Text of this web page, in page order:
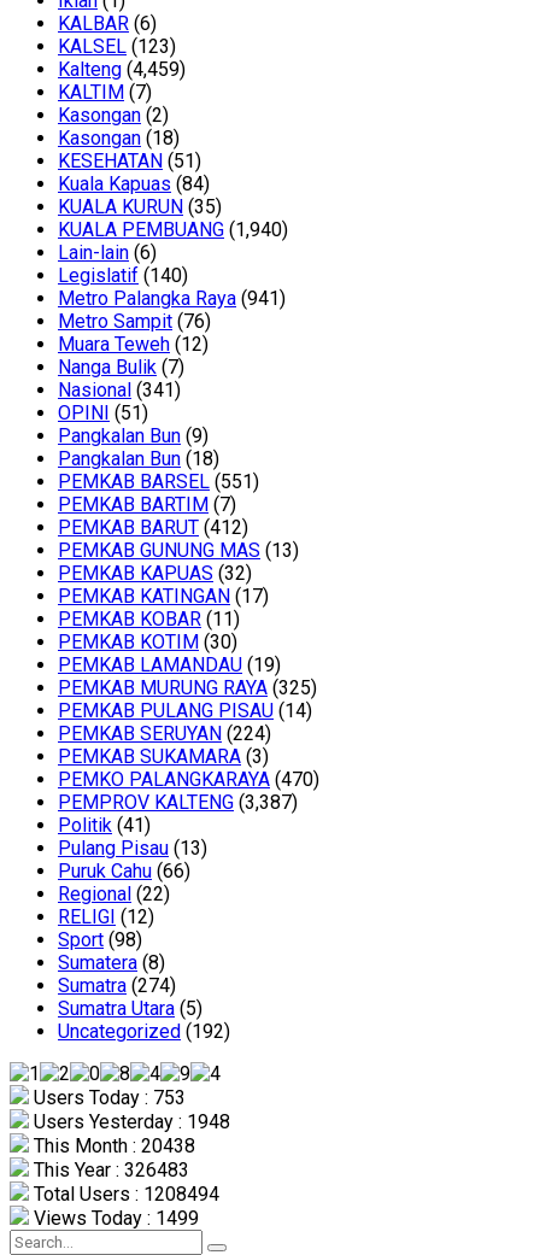
KALBAR (6)
KALSEL (123)
Kalteng (4,459)
KALTIM (7)
Kasongan (2)
Kasongan (18)
KESEHATAN (51)
Kuala Kapuas (84)
KUALA KURUN (35)
KUALA PEMBUANG (1,940)
Lain-lain (6)
Legislatif (140)
Metro Palangka Raya (941)
Metro Sampit (76)
Muara Teweh (12)
Nanga Bulik (7)
Nasional (341)
OPINI (51)
Pangkalan Bun (9)
Pangkalan Bun (18)
PEMKAB BARSEL (551)
PEMKAB BARTIM (7)
PEMKAB BARUT (412)
PEMKAB GUNUNG MAS (13)
PEMKAB KAPUAS (32)
PEMKAB KATINGAN (17)
PEMKAB KOBAR (11)
PEMKAB KOTIM (30)
PEMKAB LAMANDAU (19)
PEMKAB MURUNG RAYA (325)
PEMKAB PULANG PISAU (14)
PEMKAB SERUYAN (224)
PEMKAB SUKAMARA (3)
PEMKO PALANGKARAYA (470)
PEMPROV KALTENG (3,387)
Politik (41)
Pulang Pisau (13)
Puruk Cahu (66)
Regional (22)
RELIGI (12)
Sport (98)
Sumatera (8)
Sumatra (274)
Sumatra Utara (5)
Uncategorized (192)
Users Today : 753
Users Yesterday : 1948
This Month : 20438
This Year : 326483
Total Users : 1208494
Views Today : 1499